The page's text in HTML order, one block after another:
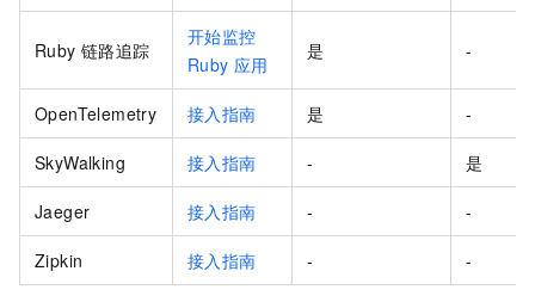
Ruby 链路追踪
开始监控
Ruby 应用
是 -
OpenTelemetry 接入指南 是 -
SkyWalking 接入指南 - 是
Jaeger 接入指南 - -
Zipkin 接入指南 - -